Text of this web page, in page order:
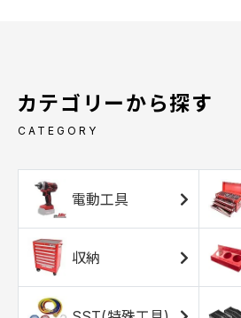
カテゴリーから探す
CATEGORY
電動工具
収納